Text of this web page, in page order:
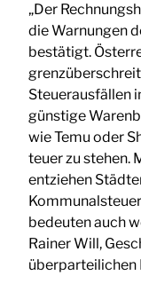
„Der
die Warnungen
bestätigt.
Steuerausfällen
günstige
wie Temu oder
teuer zu stehen.
entziehen
bedeuten auch
Rainer Will,
überparteilichen